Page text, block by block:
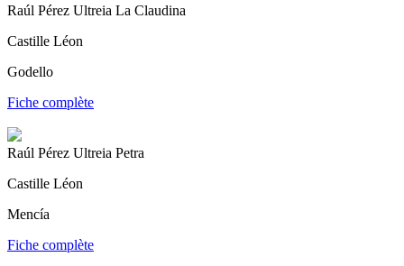
Raúl Pérez Ultreia La Claudina
Castille Léon
Godello
Fiche complète
Raúl Pérez Ultreia Petra
Castille Léon
Mencía
Fiche complète